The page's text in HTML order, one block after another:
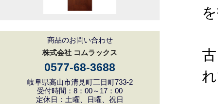
商品のお問い合わせ
株式会社 コムラックス
0577-68-3688
岐阜県高山市清見町三日町733-2
受付時間：8：00～17：00
定休日：土曜、日曜、祝日